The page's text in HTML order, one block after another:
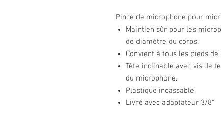
Pince de microphone pour
Maintien sûr pour les
de diamètre du corps.
Convient à tous les pieds
Tête inclinable avec vis de
du microphone.
Plastique incassable
Livré avec adaptateur 3/8"